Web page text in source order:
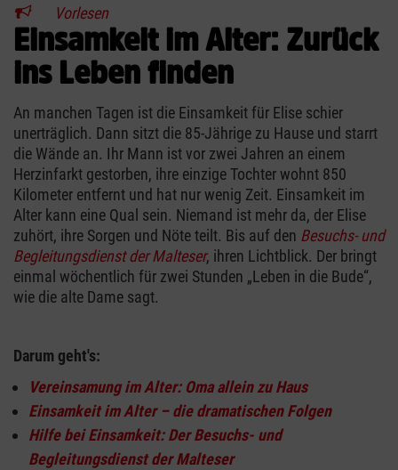
Vorlesen
Einsamkeit im Alter: Zurück
ins Leben finden
An manchen Tagen ist die Einsamkeit für Elise schier
unerträglich. Dann sitzt die 85-Jährige zu Hause und starrt
die Wände an. Ihr Mann ist vor zwei Jahren an einem
Herzinfarkt gestorben, ihre einzige Tochter wohnt 850
Kilometer entfernt und hat nur wenig Zeit. Einsamkeit im
Alter kann eine Qual sein. Niemand ist mehr da, der Elise
zuhört, ihre Sorgen und Nöte teilt. Bis auf den Besuchs- und
Begleitungsdienst der Malteser, ihren Lichtblick. Der bringt
einmal wöchentlich für zwei Stunden „Leben in die Bude“,
wie die alte Dame sagt.
Darum geht's:
Vereinsamung im Alter: Oma allein zu Haus
Einsamkeit im Alter – die dramatischen Folgen
Hilfe bei Einsamkeit: Der Besuchs- und
Begleitungsdienst der Malteser